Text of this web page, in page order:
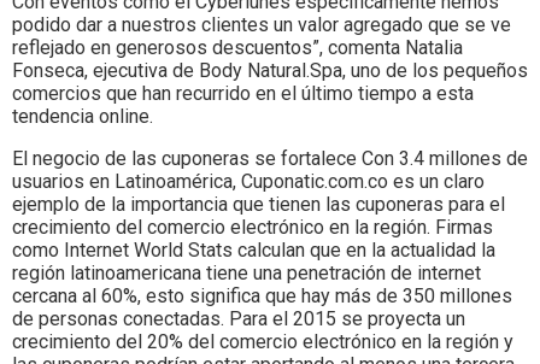
podido dar a nuestros clientes un valor agregado que se ve
reflejado en generosos descuentos”, comenta Natalia
Fonseca, ejecutiva de Body Natural.Spa, uno de los pequeños
comercios que han recurrido en el último tiempo a esta
tendencia online.
El negocio de las cuponeras se fortalece Con 3.4 millones de
usuarios en Latinoamérica, Cuponatic.com.co es un claro
ejemplo de la importancia que tienen las cuponeras para el
crecimiento del comercio electrónico en la región. Firmas
como Internet World Stats calculan que en la actualidad la
región latinoamericana tiene una penetración de internet
cercana al 60%, esto significa que hay más de 350 millones
de personas conectadas. Para el 2015 se proyecta un
crecimiento del 20% del comercio electrónico en la región y